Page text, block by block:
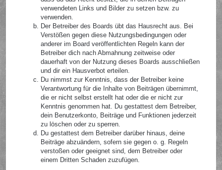
verwendeten Links und Bilder zu setzen bzw. zu
verwenden.
Der Betreiber des Boards übt das Hausrecht aus. Bei
Verstößen gegen diese Nutzungsbedingungen oder
anderer im Board veröffentlichten Regeln kann der
Betreiber dich nach Abmahnung zeitweise oder
dauerhaft von der Nutzung dieses Boards ausschließen
und dir ein Hausverbot erteilen.
Du nimmst zur Kenntnis, dass der Betreiber keine
Verantwortung für die Inhalte von Beiträgen übernimmt,
die er nicht selbst erstellt hat oder die er nicht zur
Kenntnis genommen hat. Du gestattest dem Betreiber,
dein Benutzerkonto, Beiträge und Funktionen jederzeit
zu löschen oder zu sperren.
Du gestattest dem Betreiber darüber hinaus, deine
Beiträge abzuändern, sofern sie gegen o. g. Regeln
verstoßen oder geeignet sind, dem Betreiber oder
einem Dritten Schaden zuzufügen.